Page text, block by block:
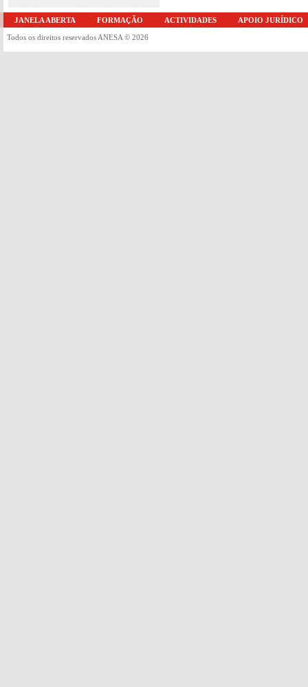
JANELA ABERTA FORMAÇÃO ACTIVIDADES APOIO JURÍDICO
Todos os direitos reservados ANESA © 2026